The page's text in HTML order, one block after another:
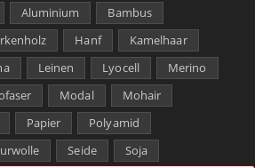
Aluminium
Bambus
Hanf
Kamelhaar
Leinen Lyocell
Merino
Modal
Mohair
Papier
Polyamid
Seide
Soja